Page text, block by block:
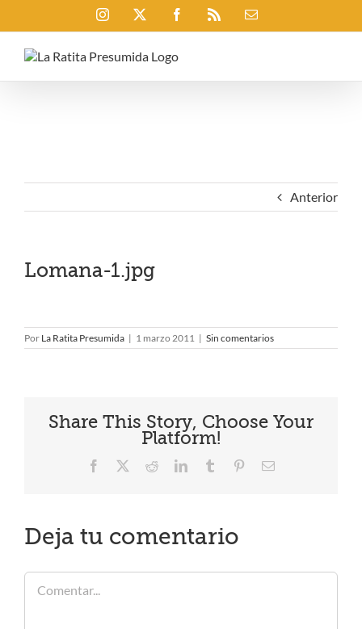
Instagram Facebook
Correo
Anterior
Lomana-1.jpg
Por La Ratita Presumida | 1 marzo 2011 | Sin comentarios
Share This Story, Choose Your
Platform!
Facebook RedditLinkedInTumblr PinterestCorreo
Deja tu comentario
Comentar